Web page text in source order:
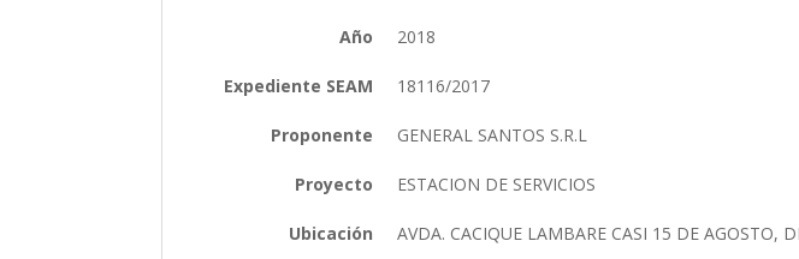
Año 2018
Expediente SEAM 18116/2017
Proponente GENERAL SANTOS S.R.L
Proyecto ESTACION DE SERVICIOS
Ubicación AVDA. CACIQUE LAMBARE CASI 15 DE AGOSTO,